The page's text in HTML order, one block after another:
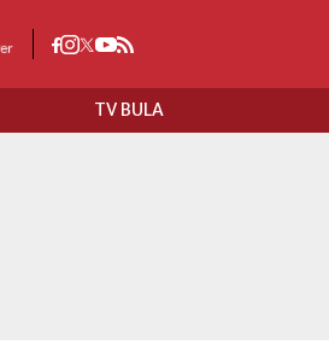
TV BULA